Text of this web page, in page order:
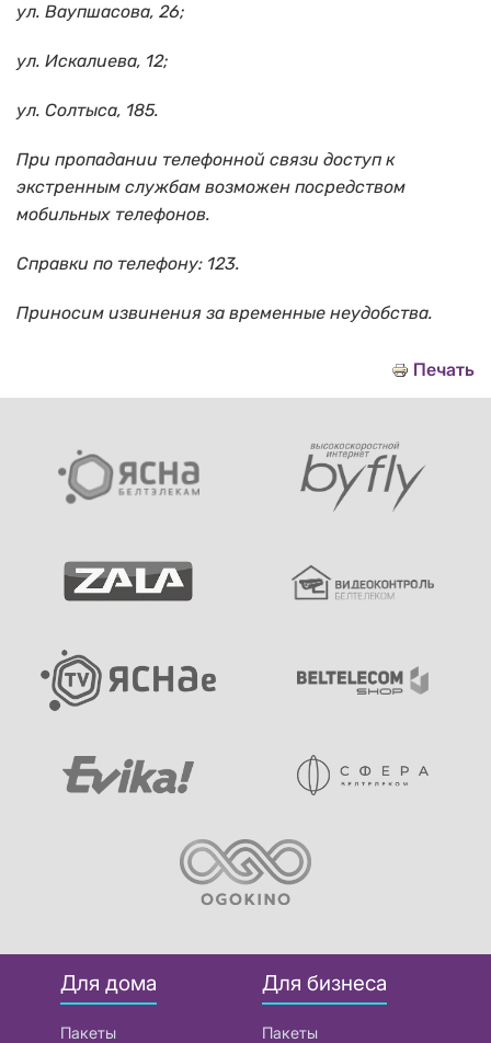
ул. Ваупшасова, 26;
ул. Искалиева, 12;
ул. Солтыса, 185.
При пропадании телефонной связи доступ к
экстренным службам возможен посредством
мобильных телефонов.
Справки по телефону: 123.
Приносим извинения за временные неудобства.
Печать
Для дома
Пакеты
Для бизнеса
Пакеты